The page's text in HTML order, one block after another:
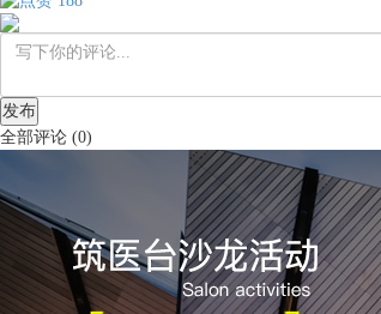
发布
全部评论 (0)